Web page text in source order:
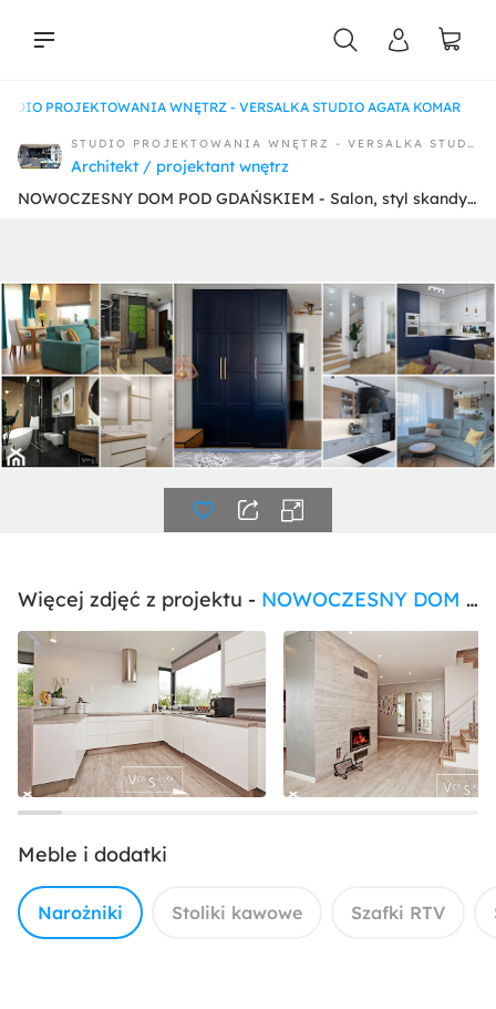
PROJEKTOWANIA WNĘTRZ - VERSALKA STUDIO AGATA KOMAR
Architekt / projektant wnętrz
NOWOCZESNY DOM POD GDAŃSKIEM - Salon, styl skandynawski - zdjęcie od STUDIO PROJEKTOWANIA WNĘTRZ - VERSALKA STUDIO AGATA KOMAR
Więcej zdjęć z projektu - NOWOCZESNY DOM POD GDAŃSKIEM
Meble i dodatki
Narożniki Stoliki kawowe Szafki RTV